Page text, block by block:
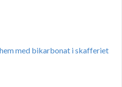
med bikarbonat i skafferiet